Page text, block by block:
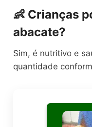
👶 Crianças
abacate?
Sim, é nutritivo e
quantidade